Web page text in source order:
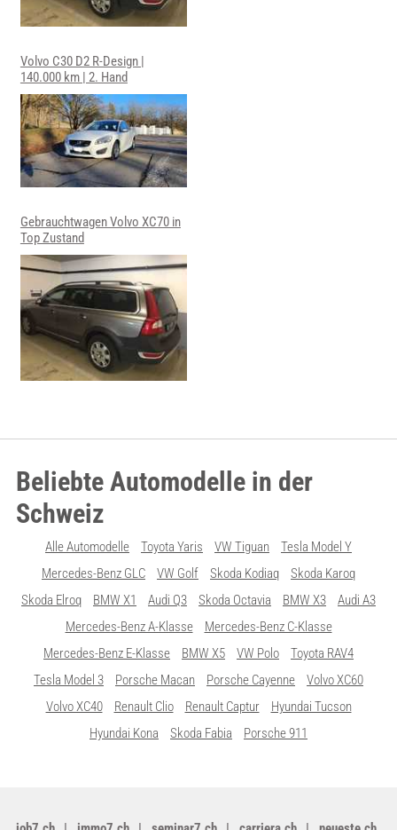
Volvo C30 D2 R-Design |
140.000 km | 2. Hand
Gebrauchtwagen Volvo XC70 in
Top Zustand
Beliebte Automodelle in der
Schweiz
Alle Automodelle Toyota Yaris VW Tiguan
Tesla Model Y
Mercedes-Benz GLC
VW Golf Skoda Kodiaq
Skoda Karoq
Skoda Elroq
BMW X1 Audi Q3 Skoda Octavia BMW X3
Audi A3
Mercedes-Benz A-Klasse
Mercedes-Benz C-Klasse
Mercedes-Benz E-Klasse
BMW X5 VW Polo
Toyota RAV4
Tesla Model 3
Porsche Macan Porsche Cayenne
Volvo XC60
Volvo XC40
Renault Clio Renault Captur
Hyundai Tucson
Hyundai Kona
Skoda Fabia Porsche 911